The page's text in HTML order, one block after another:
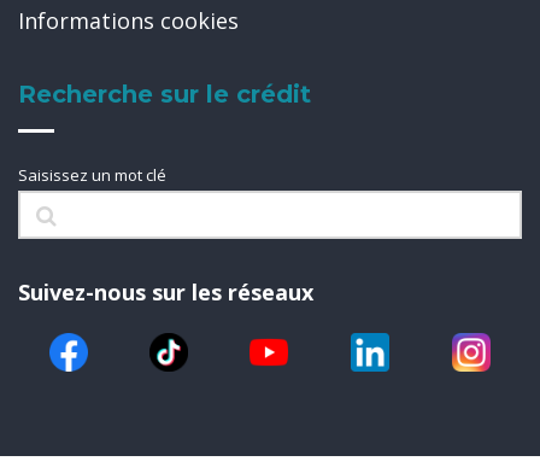
Informations cookies
Recherche sur le crédit
Saisissez un mot clé
Suivez-nous sur les réseaux